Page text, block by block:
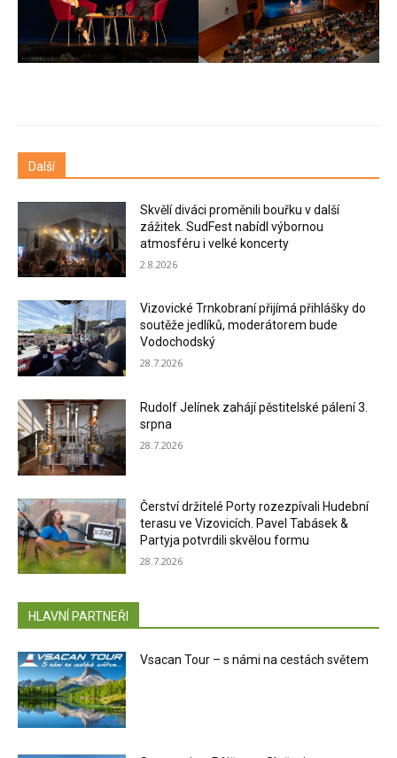
Další
Skvělí diváci proměnili bouřku v další
zážitek. SudFest nabídl výbornou
atmosféru i velké koncerty
2.8.2026
Vizovické Trnkobraní přijímá přihlášky do
soutěže jedlíků, moderátorem bude
Vodochodský
28.7.2026
Rudolf Jelínek zahájí pěstitelské pálení 3.
srpna
28.7.2026
Čerství držitelé Porty rozezpívali Hudební
terasu ve Vizovicích. Pavel Tabásek &
Partyja potvrdili skvělou formu
28.7.2026
HLAVNÍ PARTNEŘI
Vsacan Tour – s námi na cestách světem